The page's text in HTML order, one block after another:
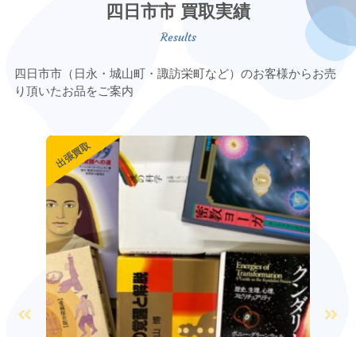
四日市市 買取実績
四日市市（日永・城山町・諏訪栄町など）のお客様からお売
り頂いたお品をご案内
出張買取